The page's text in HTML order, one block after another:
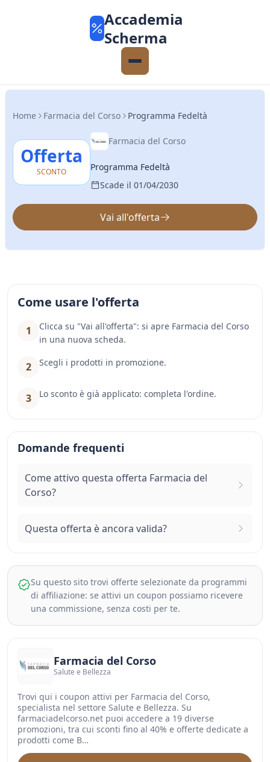
Accademia
Scherma
Home Farmacia del Corso Programma Fedeltà
Offerta
SCONTO
Farmacia del Corso
Programma Fedeltà
Scade il 01/04/2030
Vai all'offerta
Come usare l'offerta
1
Clicca su "Vai all'offerta": si apre Farmacia del Corso
in una nuova scheda.
2 Scegli i prodotti in promozione.
3 Lo sconto è già applicato: completa l'ordine.
Domande frequenti
Come attivo questa offerta Farmacia del
Corso?
Questa offerta è ancora valida?
Su questo sito trovi offerte selezionate da programmi
di affiliazione: se attivi un coupon possiamo ricevere
una commissione, senza costi per te.
Farmacia del Corso
Salute e Bellezza
Trovi qui i coupon attivi per Farmacia del Corso,
specialista nel settore Salute e Bellezza. Su
farmaciadelcorso.net puoi accedere a 19 diverse
promozioni, tra cui sconti fino al 40% e offerte dedicate a
prodotti come B…